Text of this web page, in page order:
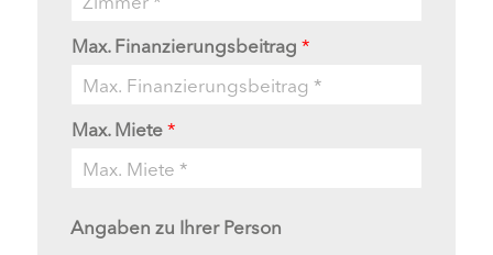
Max. Finanzierungsbeitrag *
Max. Miete*
Angaben zu Ihrer Person